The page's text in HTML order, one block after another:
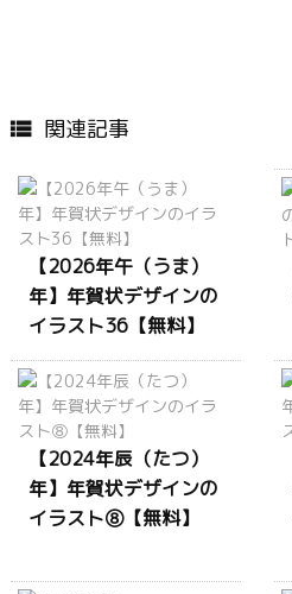
 関連記事
【2026年午（うま）
年】年賀状デザインの
イラスト36【無料】
【2024年辰（たつ）
年】年賀状デザインの
イラスト⑧【無料】